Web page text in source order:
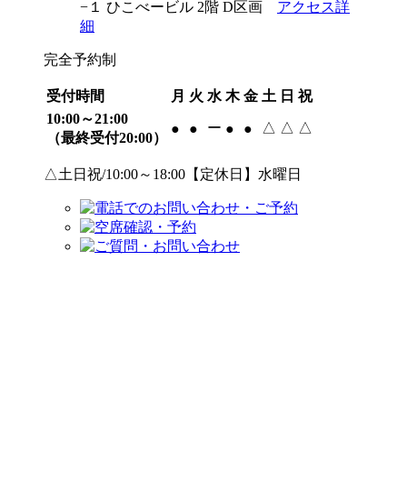
−１ ひこべービル 2階 D区画 アクセス詳
細
完全予約制
受付時間 月 火 水 木 金 土 日 祝
10:00～21:00
（最終受付20:00）
● ● ー ● ● △ △ △
△土日祝/10:00～18:00【定休日】水曜日